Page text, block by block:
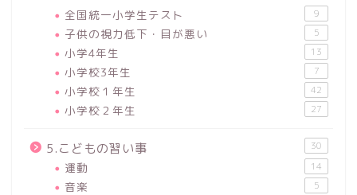
全国統一小学生テスト 9
子供の視力低下・目が悪い 5
小学4年生 13
小学校3年生 7
小学校１年生 42
小学校２年生 27
5.こどもの習い事 30
運動 14
音楽 5